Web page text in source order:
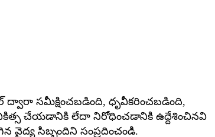
సమీక్షించబడింది, ధృవీకరించబడింది,
చేయడానికి లేదా నిరోధించడానికి ఉద్దేశించినవి
వైద్య సిబ్బందిని సంప్రదించండి.